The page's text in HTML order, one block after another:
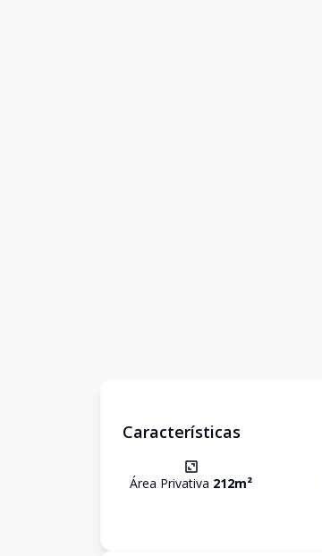
Características
Área Privativa 212m²